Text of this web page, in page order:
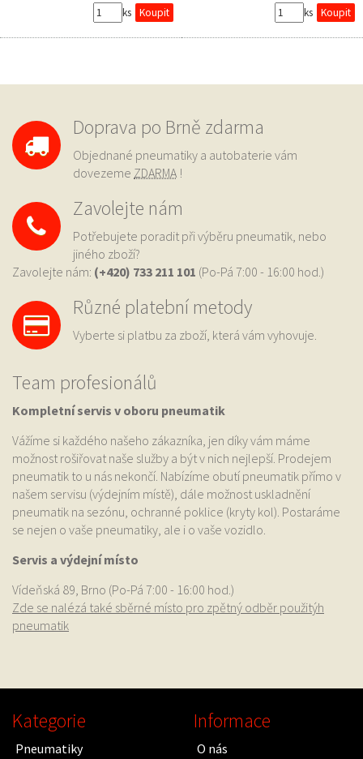
ks
ks
Doprava po Brně zdarma
Objednané pneumatiky a autobaterie vám
dovezeme ZDARMA !
Zavolejte nám
Potřebujete poradit při výběru pneumatik, nebo
jiného zboží?
Zavolejte nám: (+420) 733 211 101 (Po-Pá 7:00 - 16:00 hod.)
Různé platební metody
Vyberte si platbu za zboží, která vám vyhovuje.
Team profesionálů
Kompletní servis v oboru pneumatik
Vážíme si každého našeho zákazníka, jen díky vám máme
možnost rošiřovat naše služby a být v nich nejlepší. Prodejem
pneumatik to u nás nekončí. Nabízíme obutí pneumatik přímo v
našem servisu (výdejním místě), dále možnost uskladnění
pneumatik na sezónu, ochranné poklice (kryty kol). Postaráme
se nejen o vaše pneumatiky, ale i o vaše vozidlo.
Servis a výdejní místo
Vídeňská 89, Brno (Po-Pá 7:00 - 16:00 hod.)
Zde se nalézá také sběrné místo pro zpětný odběr použitýh
pneumatik
Kategorie
Pneumatiky
Informace
O nás